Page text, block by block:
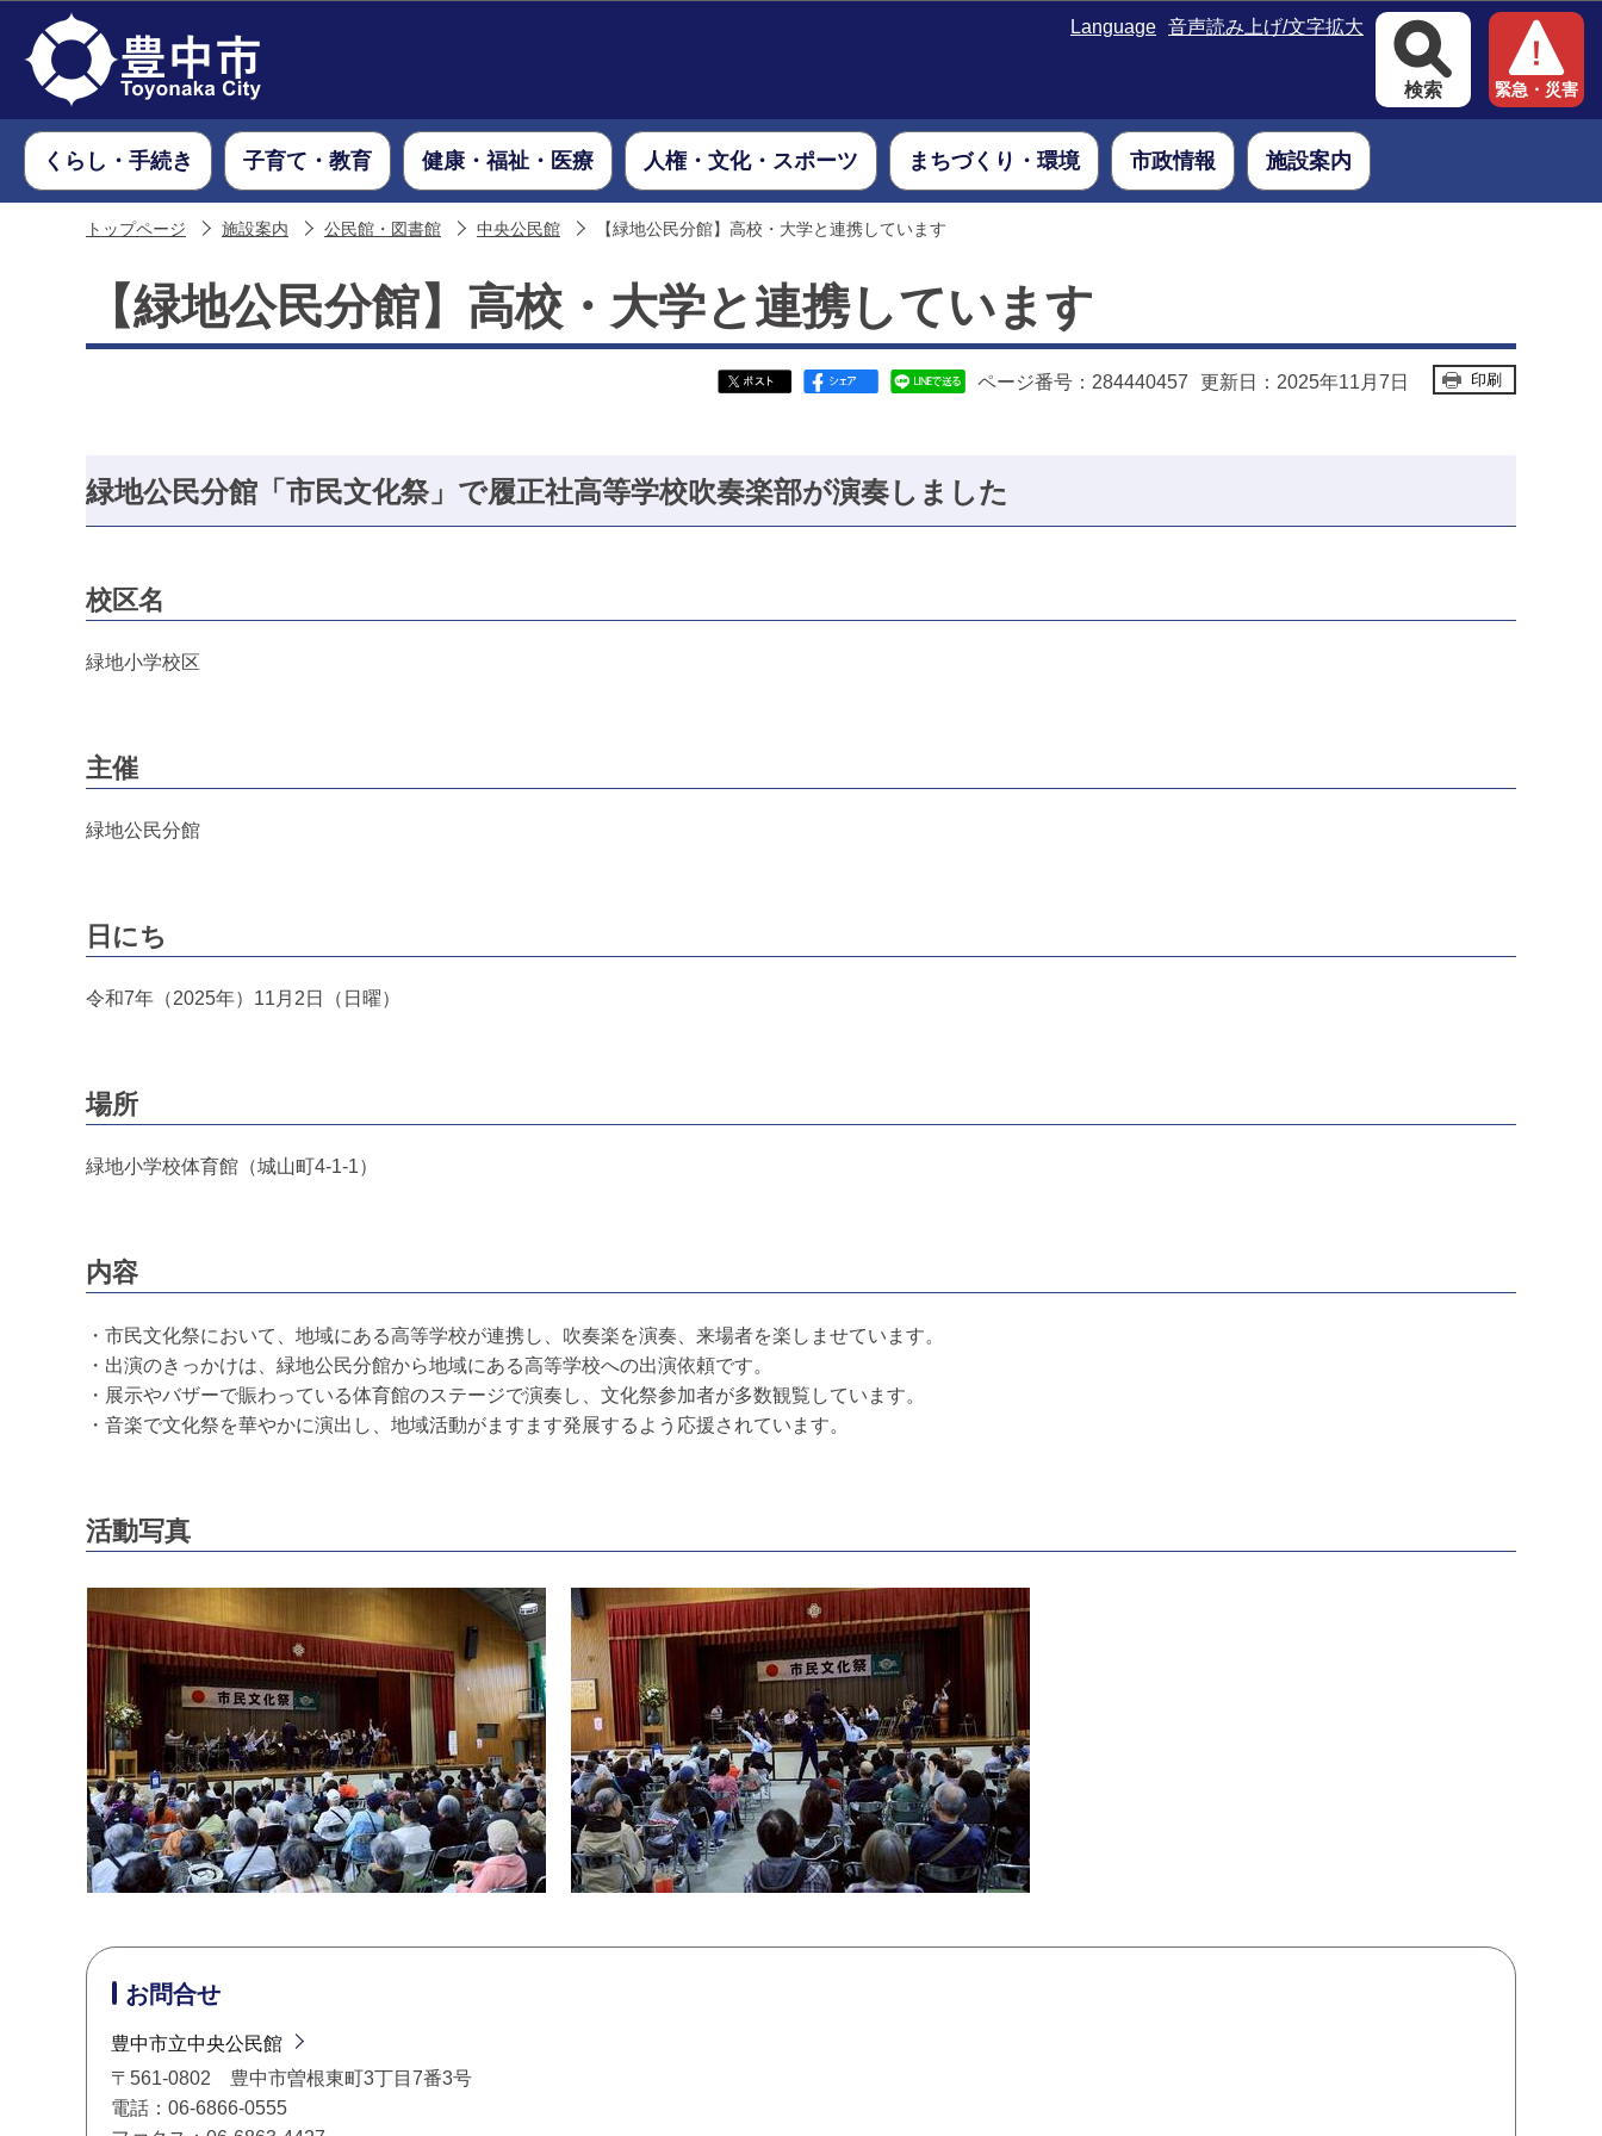
Language 音声読み上げ/文字拡大
検索 緊急・災害
くらし・手続き 子育て・教育 健康・福祉・医療 人権・文化・スポーツ まちづくり・環境 市政情報 施設案内
トップページ 施設案内 公民館・図書館 中央公民館 【緑地公民分館】高校・大学と連携しています
【緑地公民分館】高校・大学と連携しています
ページ番号：284440457 更新日：2025年11月7日 印刷
緑地公民分館「市民文化祭」で履正社高等学校吹奏楽部が演奏しました
校区名
緑地小学校区
主催
緑地公民分館
日にち
令和7年（2025年）11月2日（日曜）
場所
緑地小学校体育館（城山町4-1-1）
内容
・市民文化祭において、地域にある高等学校が連携し、吹奏楽を演奏、来場者を楽しませています。
・出演のきっかけは、緑地公民分館から地域にある高等学校への出演依頼です。
・展示やバザーで賑わっている体育館のステージで演奏し、文化祭参加者が多数観覧しています。
・音楽で文化祭を華やかに演出し、地域活動がますます発展するよう応援されています。
活動写真
お問合せ
豊中市立中央公民館
〒561-0802 豊中市曽根東町3丁目7番3号
電話：06-6866-0555